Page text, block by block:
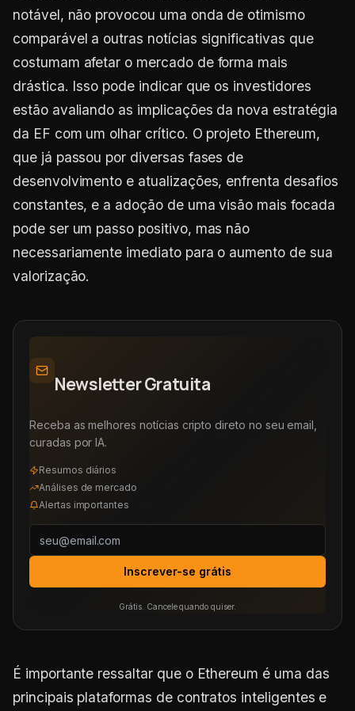
notável, não provocou uma onda de otimismo
comparável a outras notícias significativas que
costumam afetar o mercado de forma mais
drástica. Isso pode indicar que os investidores
estão avaliando as implicações da nova estratégia
da EF com um olhar crítico. O projeto Ethereum,
que já passou por diversas fases de
desenvolvimento e atualizações, enfrenta desafios
constantes, e a adoção de uma visão mais focada
pode ser um passo positivo, mas não
necessariamente imediato para o aumento de sua
valorização.
Newsletter Gratuita
Receba as melhores notícias cripto direto no seu email,
curadas por IA.
Resumos diários
Análises de mercado
Alertas importantes
Inscrever-se grátis
Grátis. Cancele quando quiser.
É importante ressaltar que o Ethereum é uma das
principais plataformas de contratos inteligentes e